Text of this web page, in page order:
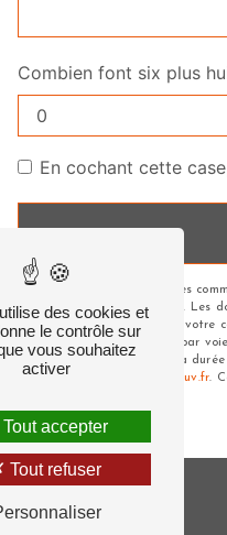
Combien font six plus
En cochant cette
** Les données personnelles
répondre à votre message. Les
d’opposition, de retrait de votre
pouvez exercer ces droits par
de contact puis pendant la
à cette adresse:
Bloctel.gouv.fr.
des cookies et
le contrôle sur
vous souhaitez
activer
Tout accepter
Tout refuser